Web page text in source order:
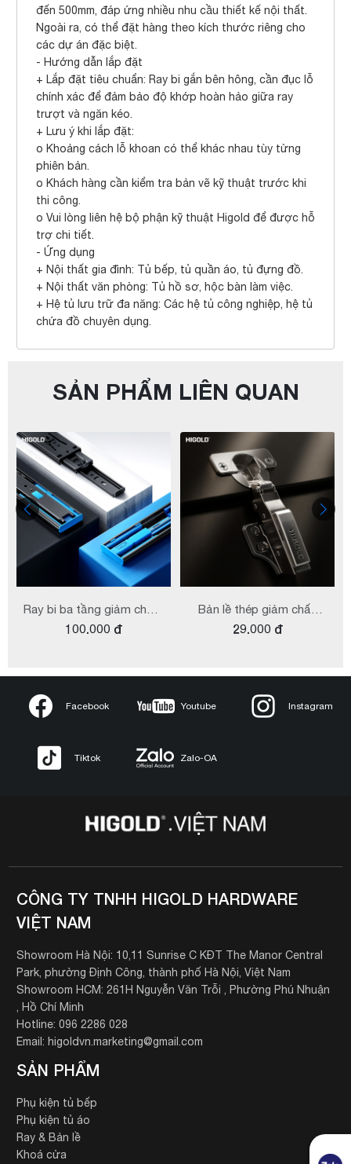
đến 500mm, đáp ứng nhiều nhu cầu thiết kế nội thất.
Ngoài ra, có thể đặt hàng theo kích thước riêng cho
các dự án đặc biệt.
- Hướng dẫn lắp đặt
+ Lắp đặt tiêu chuẩn: Ray bi gắn bên hông, cần đục lỗ
chính xác để đảm bảo độ khớp hoàn hảo giữa ray
trượt và ngăn kéo.
+ Lưu ý khi lắp đặt:
o Khoảng cách lỗ khoan có thể khác nhau tùy từng
phiên bản.
o Khách hàng cần kiểm tra bản vẽ kỹ thuật trước khi
thi công.
o Vui lòng liên hệ bộ phận kỹ thuật Higold để được hỗ
trợ chi tiết.
- Ứng dụng
+ Nội thất gia đình: Tủ bếp, tủ quần áo, tủ đựng đồ.
+ Nội thất văn phòng: Tủ hồ sơ, hộc bàn làm việc.
+ Hệ tủ lưu trữ đa năng: Các hệ tủ công nghiệp, hệ tủ
chứa đồ chuyên dụng.
SẢN PHẨM LIÊN QUAN
Ray bi ba tầng giảm chấn,
lo xò kép series G 2.0
100.000 đ
Bản lề thép giảm chấn
góc nhỏ 3 đoạn lực series
29.000 đ
Facebook Youtube Instagram
Tiktok Zalo-OA
CÔNG TY TNHH HIGOLD HARDWARE
VIỆT NAM
Showroom Hà Nội: 10,11 Sunrise C KĐT The Manor Central
Park, phường Định Công, thành phố Hà Nội, Việt Nam
Showroom HCM: 261H Nguyễn Văn Trỗi , Phường Phú Nhuận
, Hồ Chí Minh
Hotline: 096 2286 028
Email: higoldvn.marketing@gmail.com
SẢN PHẨM
Phụ kiện tủ bếp
Phụ kiện tủ áo
Ray & Bản lề
Khoá cửa